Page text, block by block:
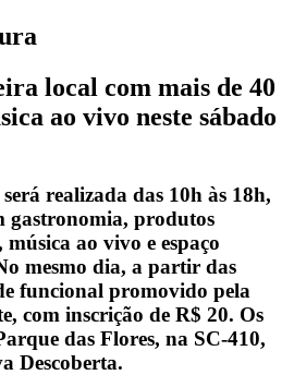
local com mais de 40
ao vivo neste sábado
realizada das 10h às 18h,
gastronomia, produtos
ao vivo e espaço
mesmo dia, a partir das
funcional promovido pela
com inscrição de R$ 20. Os
das Flores, na SC-410,
Descoberta.